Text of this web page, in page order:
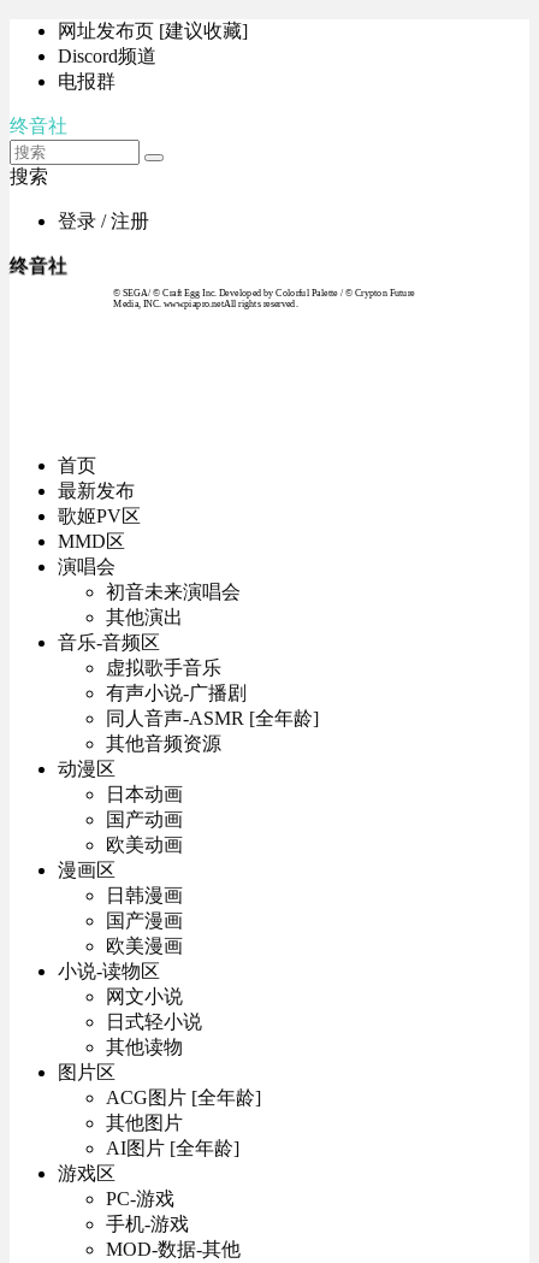
网址发布页 [建议收藏]
Discord频道
电报群
终音社
搜索
登录 / 注册
终音社
© SEGA / © Craft Egg Inc. Developed by Colorful Palette / © Crypton Future
Media, INC. www.piapro.netAll rights reserved.
首页
最新发布
歌姬PV区
MMD区
演唱会
初音未来演唱会
其他演出
音乐-音频区
虚拟歌手音乐
有声小说-广播剧
同人音声-ASMR [全年龄]
其他音频资源
动漫区
日本动画
国产动画
欧美动画
漫画区
日韩漫画
国产漫画
欧美漫画
小说-读物区
网文小说
日式轻小说
其他读物
图片区
ACG图片 [全年龄]
其他图片
AI图片 [全年龄]
游戏区
PC-游戏
手机-游戏
MOD-数据-其他